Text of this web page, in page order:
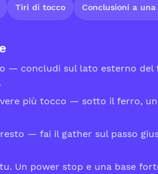
Tiri di tocco Conclusioni a una
— concludi sul lato esterno del
più tocco — sotto il ferro,
— fai il gather sul passo
Un power stop e una base